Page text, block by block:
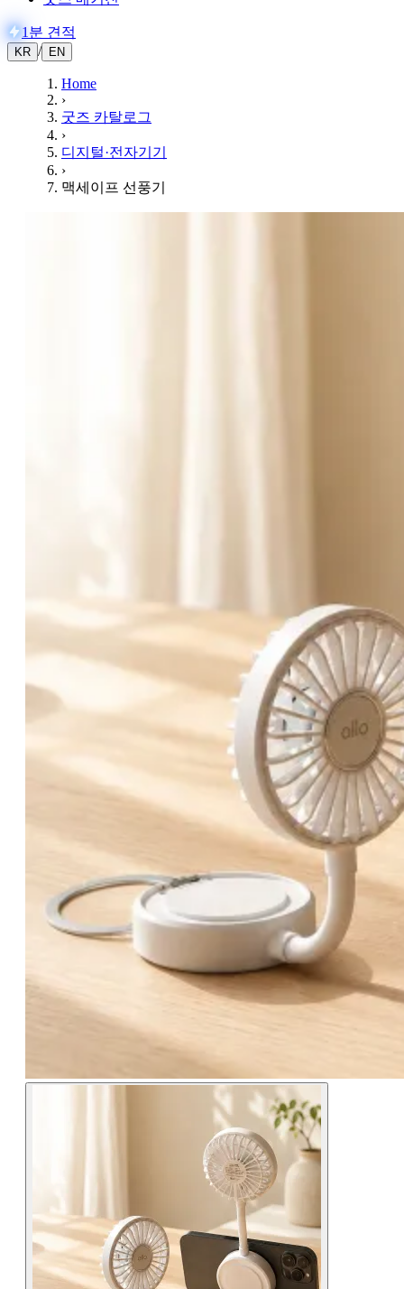
1분 견적
KR / EN
Home
›
굿즈 카탈로그
›
디지털·전자기기
›
맥세이프 선풍기